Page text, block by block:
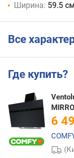
Ширина: 59.5 см
Все
Где купить?
6